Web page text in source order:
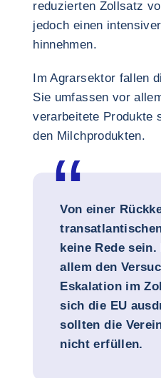
reduzierten Zollsatz
jedoch einen
hinnehmen.
Im Agrarsektor fallen
Sie umfassen vor
verarbeitete Produkte
den Milchprodukten.
Von einer
keine Rede
allem den
Eskalation im
sich die EU
sollten die
nicht erfüllen.